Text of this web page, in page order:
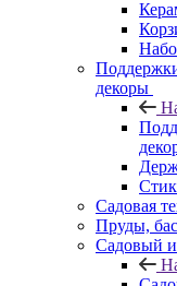
декоры
Садовая
Пруды,
Садовый